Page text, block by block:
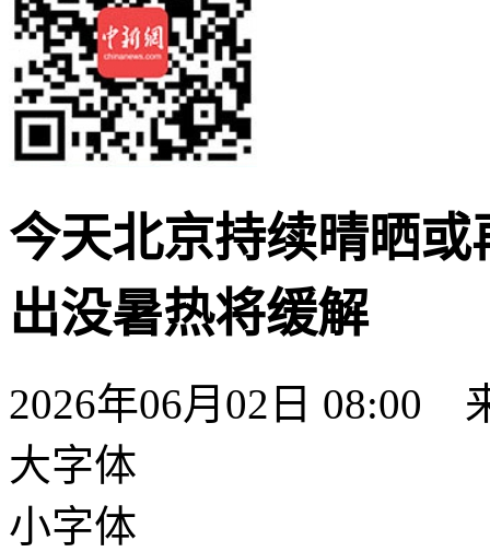
今天北京持续晴晒
出没暑热将缓解
2026年06月02日 08:00
大字体
小字体